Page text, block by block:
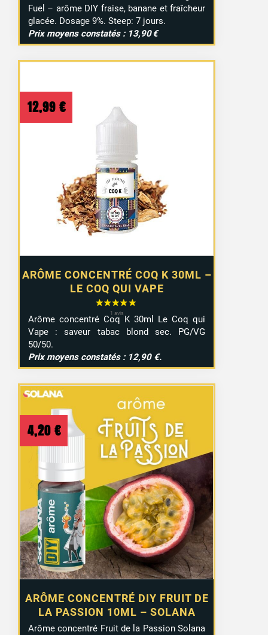
Fuel – arôme DIY fraise, banane et fraîcheur
glacée. Dosage 9%. Steep: 7 jours.
Prix moyens constatés : 13,90 €
ARÔME CONCENTRÉ COQ K 30ML –
LE COQ QUI VAPE
12,99 €
Arôme concentré Coq K 30ml Le Coq qui
Vape : saveur tabac blond sec. PG/VG
50/50.
Prix moyens constatés : 12,90 €.
ARÔME CONCENTRÉ DIY FRUIT DE
LA PASSION 10ML – SOLANA
4,20 €
Arôme concentré Fruit de la Passion Solana